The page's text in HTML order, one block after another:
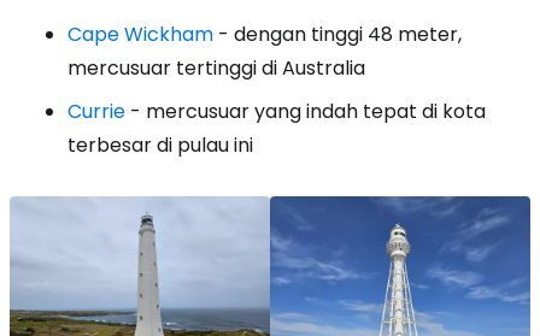
Cape Wickham - dengan tinggi 48 meter,
mercusuar tertinggi di Australia
Currie - mercusuar yang indah tepat di kota
terbesar di pulau ini